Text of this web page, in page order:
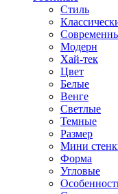
Стиль
Модерн
Хай-тек
Цвет
Белые
Венге
Светлые
Темные
Размер
Мини
Форма
Угловые